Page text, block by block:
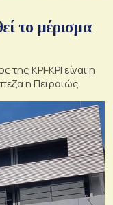
το μέρισμα
ΚΡΙ-ΚΡΙ είναι η
η Πειραιώς